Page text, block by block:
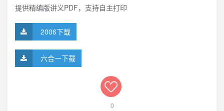
提供精编版讲义PDF，支持自主打印
2006下载
六合一下载
0